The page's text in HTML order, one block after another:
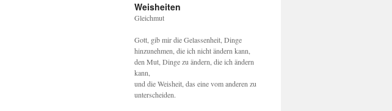
Weisheiten
Gleichmut
Gott, gib mir die Gelassenheit, Dinge
hinzunehmen, die ich nicht ändern kann,
den Mut, Dinge zu ändern, die ich ändern
kann,
und die Weisheit, das eine vom anderen zu
unterscheiden.